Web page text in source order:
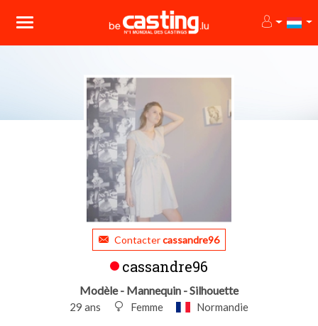
Contactercassandre96
cassandre96
Modèle - Mannequin - Silhouette
29 ans Femme Normandie